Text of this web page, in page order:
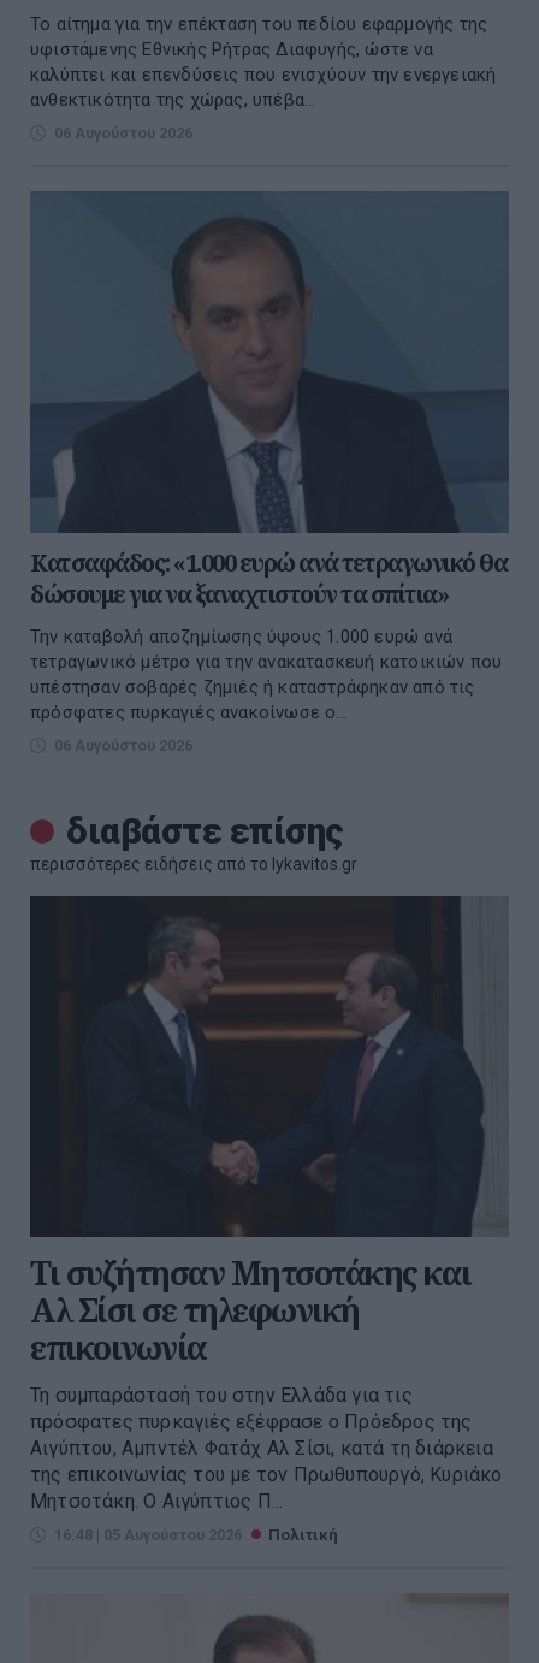
Το αίτημα για την επέκταση του πεδίου εφαρμογής της
υφιστάμενης Εθνικής Ρήτρας Διαφυγής, ώστε να
καλύπτει και επενδύσεις που ενισχύουν την ενεργειακή
ανθεκτικότητα της χώρας, υπέβα...
06 Αυγούστου 2026
Κατσαφάδος: «1.000 ευρώ ανά τετραγωνικό θα
δώσουμε για να ξαναχτιστούν τα σπίτια»
Την καταβολή αποζημίωσης ύψους 1.000 ευρώ ανά
τετραγωνικό μέτρο για την ανακατασκευή κατοικιών που
υπέστησαν σοβαρές ζημιές ή καταστράφηκαν από τις
πρόσφατες πυρκαγιές ανακοίνωσε ο...
06 Αυγούστου 2026
διαβάστε επίσης
περισσότερες ειδήσεις από το lykavitos.gr
Τι συζήτησαν Μητσοτάκης και
Αλ Σίσι σε τηλεφωνική
επικοινωνία
Τη συμπαράστασή του στην Ελλάδα για τις
πρόσφατες πυρκαγιές εξέφρασε ο Πρόεδρος της
Αιγύπτου, Αμπντέλ Φατάχ Αλ Σίσι, κατά τη διάρκεια
της επικοινωνίας του με τον Πρωθυπουργό, Κυριάκο
Μητσοτάκη. Ο Αιγύπτιος Π...
16:48 | 05 Αυγούστου 2026 Πολιτική